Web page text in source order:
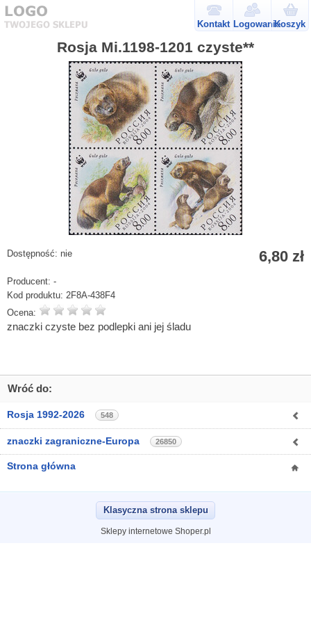
Kontakt LogowanieKoszyk
Rosja Mi.1198-1201 czyste**
6,80 zł
Dostępność: nie
Producent: -
Kod produktu: 2F8A-438F4
Ocena:
znaczki czyste bez podlepki ani jej śladu
Wróć do:
Rosja 1992-2026 548
znaczki zagraniczne-Europa 26850
Strona główna
Klasyczna strona sklepu
Sklepy internetowe Shoper.pl